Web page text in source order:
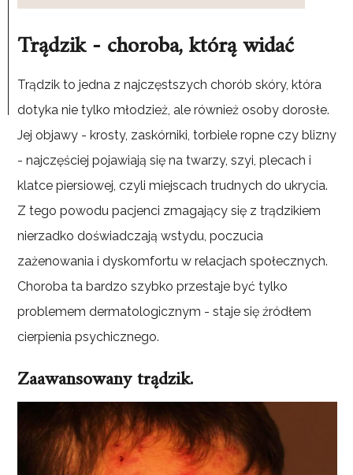
Trądzik - choroba, którą widać
Trądzik to jedna z najczęstszych chorób skóry, która
dotyka nie tylko młodzież, ale również osoby dorosłe.
Jej objawy - krosty, zaskórniki, torbiele ropne czy blizny
- najczęściej pojawiają się na twarzy, szyi, plecach i
klatce piersiowej, czyli miejscach trudnych do ukrycia.
Z tego powodu pacjenci zmagający się z trądzikiem
nierzadko doświadczają wstydu, poczucia
zażenowania i dyskomfortu w relacjach społecznych.
Choroba ta bardzo szybko przestaje być tylko
problemem dermatologicznym - staje się źródłem
cierpienia psychicznego.
Zaawansowany trądzik.